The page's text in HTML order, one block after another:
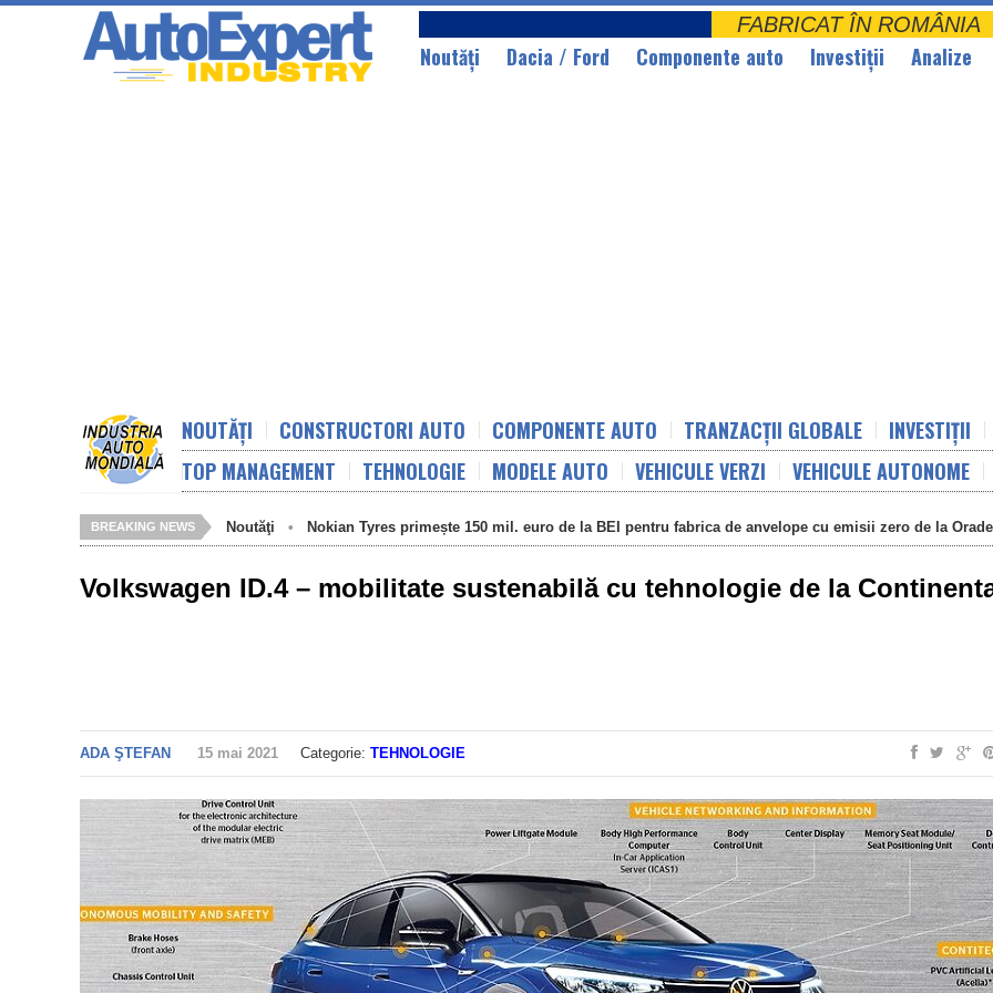
FABRICAT ÎN
Noutăţi Dacia / Ford Componente auto Investiții Analize
NOUTĂȚI CONSTRUCTORI AUTO COMPONENTE AUTO TRANZACȚII GLOBALE
INVESTIȚII
TOP MANAGEMENT
TEHNOLOGIE MODELE AUTO VEHICULE VERZI VEHICULE AUTONOME
BREAKING NEWS Noutăţi • Nokian Tyres primește 150 mil. euro de la BEI pentru fabrica de anvelope cu emisii zero de la
Volkswagen ID.4 – mobilitate sustenabilă cu tehnologie de la
ADA ŞTEFAN 15 mai 2021 Categorie: TEHNOLOGIE